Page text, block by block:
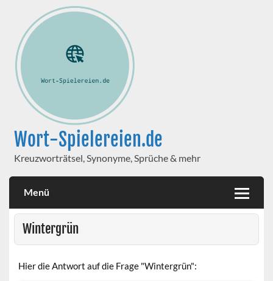
Wort-Spielereien.de
Kreuzworträtsel, Synonyme, Sprüche & mehr
Menü
Wintergrün
Hier die Antwort auf die Frage "Wintergrün":